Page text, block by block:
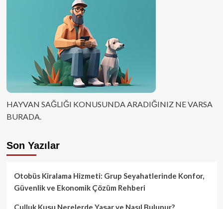
HAYVAN SAĞLIĞI KONUSUNDA ARADIĞINIZ NE VARSA
BURADA.
Son Yazılar
Otobüs Kiralama Hizmeti: Grup Seyahatlerinde Konfor,
Güvenlik ve Ekonomik Çözüm Rehberi
Çulluk Kuşu Nerelerde Yaşar ve Nasıl Bulunur?